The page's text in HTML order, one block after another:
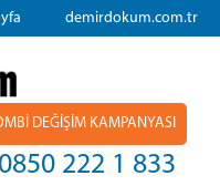
demirdokum.com.tr
DEĞİŞİM KAMPANYASI
0850 222 1 833